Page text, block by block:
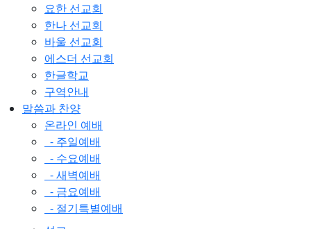
요한 선교회
한나 선교회
바울 선교회
에스더 선교회
한글학교
구역안내
말씀과 찬양
온라인 예배
- 주일예배
- 수요예배
- 새벽예배
- 금요예배
- 절기특별예배